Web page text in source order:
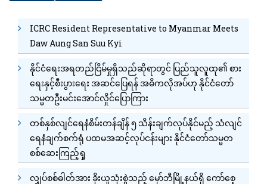
ICRC Resident Representative to Myanmar Meets
Daw Aung San Suu Kyi
နိုင်ငံရေးအရတည်ငြိမ်မှုရှိသည်ဆိုရာတွင် ပြည်သူလူထု၏ စား
ရေးနှင့်စီးပွားရေး အဆင်ပြေရန် အဓိကလိုအပ်ဟု နိုင်ငံတော်
သမ္မတဦးမင်းအောင်လှိုင်ပြောကြား
တစ်နှစ်လျင်ရေနံစိမ်းတန်ချိန် ၅ သိန်းချက်လုပ်နိုင်မည့် သံလျင်
ရေနံချက်စက်ရုံ ပထမအဆင့်လုပ်ငန်းများ နိုင်ငံတော်သမ္မတ
စစ်ဆေးကြည့်ရှု
လျှပ်စစ်ဓါတ်အား ခိုးယူသုံးစွဲသည့် မှော်ဘီမြို့နယ်ရှိ ကော်စေ့